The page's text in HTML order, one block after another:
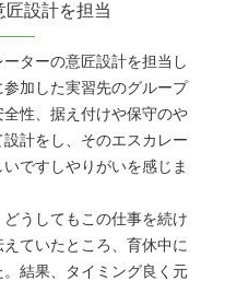
設計を担当
ターの意匠設計を担当し
加した実習先のグループ
性、据え付けや保守のや
計をし、そのエスカレー
ですしやりがいを感じま
うしてもこの仕事を続け
ていたところ、育休中に
結果、タイミング良く元